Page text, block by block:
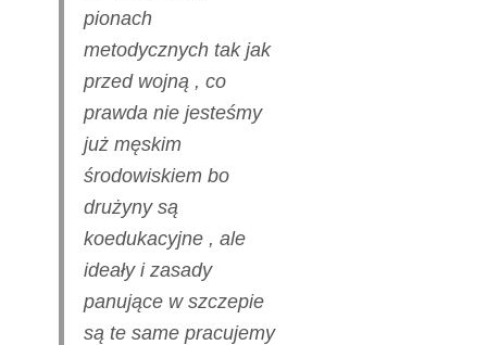
pionach
metodycznych tak jak
przed wojną , co
prawda nie jesteśmy
już męskim
środowiskiem bo
drużyny są
koedukacyjne , ale
ideały i zasady
panujące w szczepie
są te same pracujemy